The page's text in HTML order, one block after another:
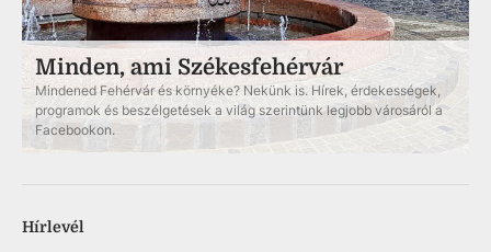
Minden, ami Székesfehérvár
Mindened Fehérvár és környéke? Nekünk is. Hírek, érdekességek,
programok és beszélgetések a világ szerintünk legjobb városáról a
Facebookon.
Hírlevél